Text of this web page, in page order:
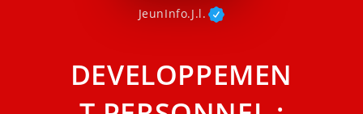
JeunInfo.J.l.
DEVELOPPEMEN